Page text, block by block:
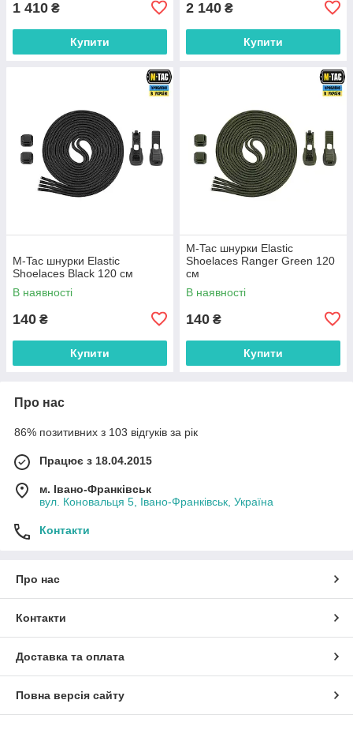
1 410 ₴
Купити
2 140 ₴
Купити
M-Tac шнурки Elastic
Shoelaces Black 120 см
В наявності
140 ₴
Купити
M-Tac шнурки Elastic
Shoelaces Ranger Green 120
см
В наявності
140 ₴
Купити
Про нас
86% позитивних з 103 відгуків за рік
Працює з 18.04.2015
м. Івано-Франківськ
вул. Коновальця 5, Івано-Франківськ, Україна
Контакти
Про нас
Контакти
Доставка та оплата
Повна версія сайту